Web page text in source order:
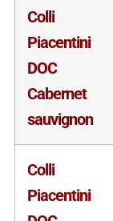
Colli
Piacentini
DOC
Cabernet
sauvignon
Colli
Piacentini